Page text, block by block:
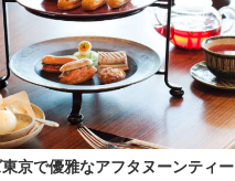
京で優雅なアフタヌーンティ